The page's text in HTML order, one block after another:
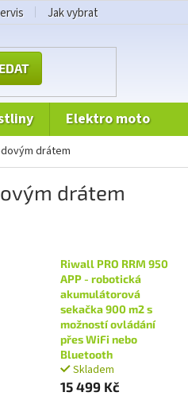
Jak vybrat
elektro moto
drátem
drátem
Riwall PRO RRM 950
APP - robotická
akumulátorová
sekačka 900 m2 s
možností ovládání
přes WiFi nebo
Bluetooth
Skladem
15 499 Kč